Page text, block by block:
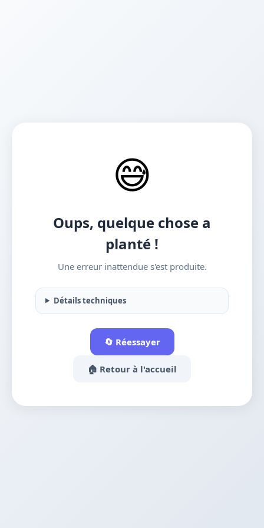
😅
Oups, quelque chose a
planté !
Une erreur inattendue s'est produite.
Détails techniques
🔄 Réessayer
🏠 Retour à l'accueil